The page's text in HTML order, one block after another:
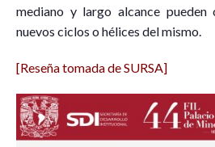
mediano y largo alcance
nuevos ciclos o hélices del mismo.
[Reseña tomada de SURSA]